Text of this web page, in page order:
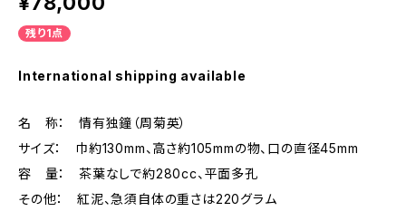
残り1点
International shipping available
名 称： 情有独鐘（周菊英）
サイズ： 巾約130mm、高さ約105mmの物、口の直径45mm
容 量： 茶葉なしで約280cc、平面多孔
その他： 紅泥、急須自体の重さは220グラム